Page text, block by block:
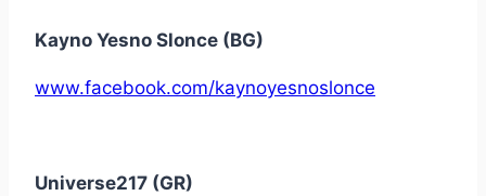
Kayno Yesno Slonce (BG)
www.facebook.com/kaynoyesnoslonce
Universe217 (GR)